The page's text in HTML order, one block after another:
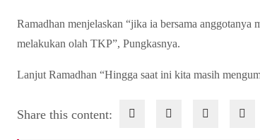
Ramadhan menjelaskan “jika ia bersama anggotanya
melakukan olah TKP”, Pungkasnya.
Lanjut Ramadhan “Hingga saat ini kita masih
Share this content: